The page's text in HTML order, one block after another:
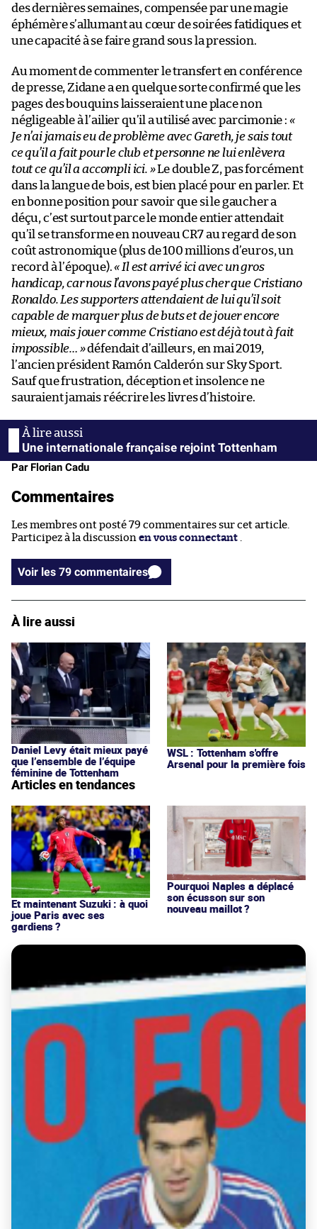
des dernières semaines, compensée par une magie
éphémère s’allumant au cœur de soirées fatidiques et
une capacité à se faire grand sous la pression.
Au moment de commenter le transfert en conférence
de presse, Zidane a en quelque sorte confirmé que les
pages des bouquins laisseraient une place non
négligeable à l’ailier qu’il a utilisé avec parcimonie : «
Je n’ai jamais eu de problème avec Gareth, je sais tout
ce qu’il a fait pour le club et personne ne lui enlèvera
tout ce qu’il a accompli ici. »Le double Z, pas forcément
dans la langue de bois, est bien placé pour en parler. Et
en bonne position pour savoir que si le gaucher a
déçu, c’est surtout parce le monde entier attendait
qu’il se transforme en nouveau CR7 au regard de son
coût astronomique (plus de 100 millions d’euros, un
record à l’époque).« Il est arrivé ici avec un gros
handicap, car nous l’avons payé plus cher que Cristiano
Ronaldo. Les supporters attendaient de lui qu’il soit
capable de marquer plus de buts et de jouer encore
mieux, mais jouer comme Cristiano est déjà tout à fait
impossible… »défendait d’ailleurs, en mai 2019,
l’ancien président Ramón Calderón sur Sky Sport.
Sauf que frustration, déception et insolence ne
sauraient jamais réécrire les livres d’histoire.
Une internationale française rejoint Tottenham
Par Florian Cadu
Commentaires
Les membres ont posté 79 commentaires sur cet article.
Participez à la discussion en vous connectant
Voir les 79 commentaires
À lire aussi
Daniel Levy était mieux payé
que l’ensemble de l’équipe
féminine de Tottenham
WSL : Tottenham s'offre
Arsenal pour la première fois
Articles en tendances
Et maintenant Suzuki : à quoi
joue Paris avec ses
gardiens ?
Pourquoi Naples a déplacé
son écusson sur son
nouveau maillot ?